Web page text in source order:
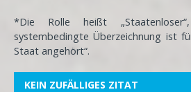
*Die Rolle heißt
systembedingte Überzeichnung ist
Staat angehört“.
KEIN ZUFÄLLIGES ZITAT